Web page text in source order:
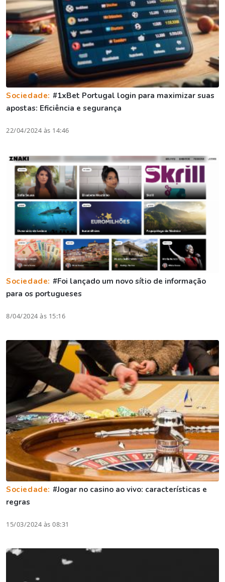
Sociedade: #1xBet Portugal login para maximizar suas
apostas: Eficiência e segurança
22/04/2024 às 14:46
Sociedade: #Foi lançado um novo sítio de informação
para os portugueses
8/04/2024 às 15:16
Sociedade: #Jogar no casino ao vivo: características e
regras
15/03/2024 às 08:31